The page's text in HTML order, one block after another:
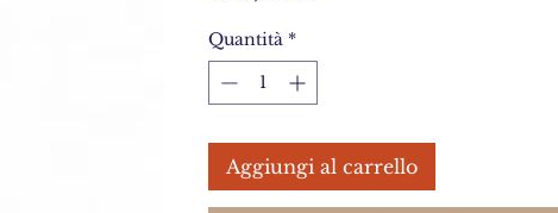
Quantità *
Aggiungi al carrello